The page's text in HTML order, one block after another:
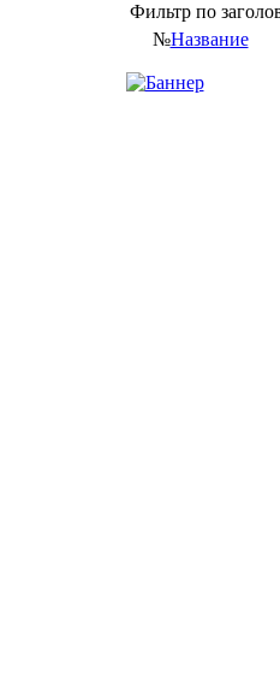
Фильтр по
№Название